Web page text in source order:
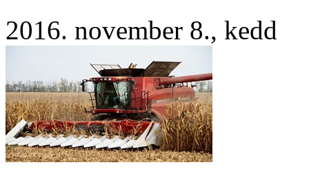
2016. november 8., kedd